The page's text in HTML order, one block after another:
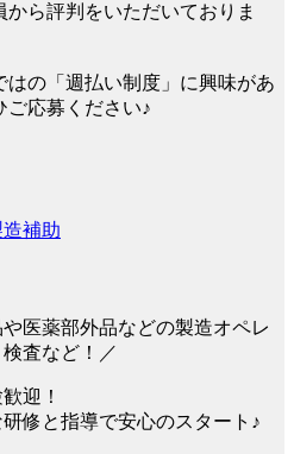
から評判をいただいておりま
はの「週払い制度」に興味があ
ご応募ください♪
補助
や医薬部外品などの製造オペレ
査など！／
迎！
修と指導で安心のスタート♪